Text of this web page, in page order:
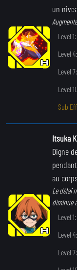
un
Level
Level
Level
Level
Sub
Itsuka
Digne
au
Le délai
diminue
Level
Level
Level